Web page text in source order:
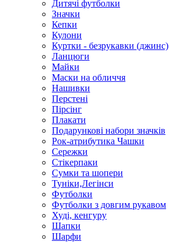
Дитячі футболки
Значки
Кепки
Кулони
Куртки - безрукавки (джинс)
Ланцюги
Майки
Маски на обличчя
Нашивки
Перстені
Пірсінг
Плакати
Подарункові набори значків
Рок-атрибутика Чашки
Сережки
Стікерпаки
Сумки та шопери
Туніки,Легінси
Футболки
Футболки з довгим рукавом
Худі, кенгуру
Шапки
Шарфи